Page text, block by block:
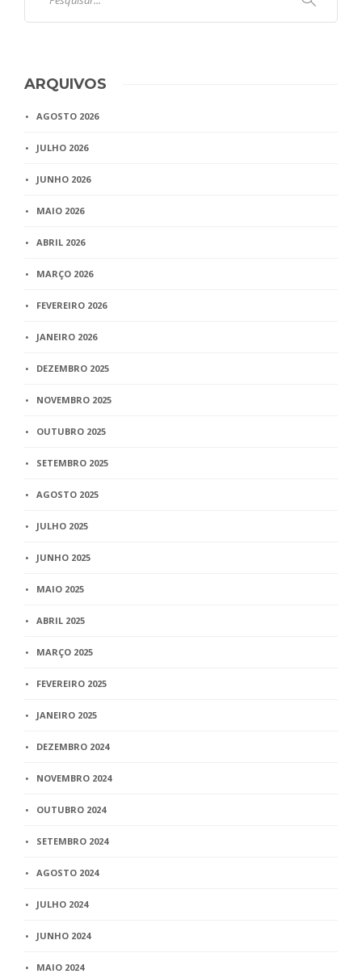
ARQUIVOS
AGOSTO 2026
JULHO 2026
JUNHO 2026
MAIO 2026
ABRIL 2026
MARÇO 2026
FEVEREIRO 2026
JANEIRO 2026
DEZEMBRO 2025
NOVEMBRO 2025
OUTUBRO 2025
SETEMBRO 2025
AGOSTO 2025
JULHO 2025
JUNHO 2025
MAIO 2025
ABRIL 2025
MARÇO 2025
FEVEREIRO 2025
JANEIRO 2025
DEZEMBRO 2024
NOVEMBRO 2024
OUTUBRO 2024
SETEMBRO 2024
AGOSTO 2024
JULHO 2024
JUNHO 2024
MAIO 2024